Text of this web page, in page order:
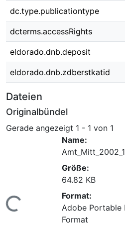
dc.type.publicationtype
dcterms.accessRights
eldorado.dnb.deposit
eldorado.dnb.zdberstkatid
Dateien
Originalbündel
Gerade angezeigt 1 - 1 von 1
Lade...
Name:
Größe:
64.82 KB
Format:
Adobe Portable
Format